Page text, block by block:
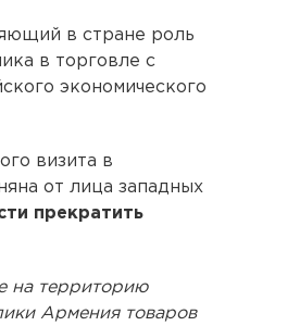
в стране роль
в торговле с
экономического
визита в
от лица западных
прекратить
на территорию
Армения товаров